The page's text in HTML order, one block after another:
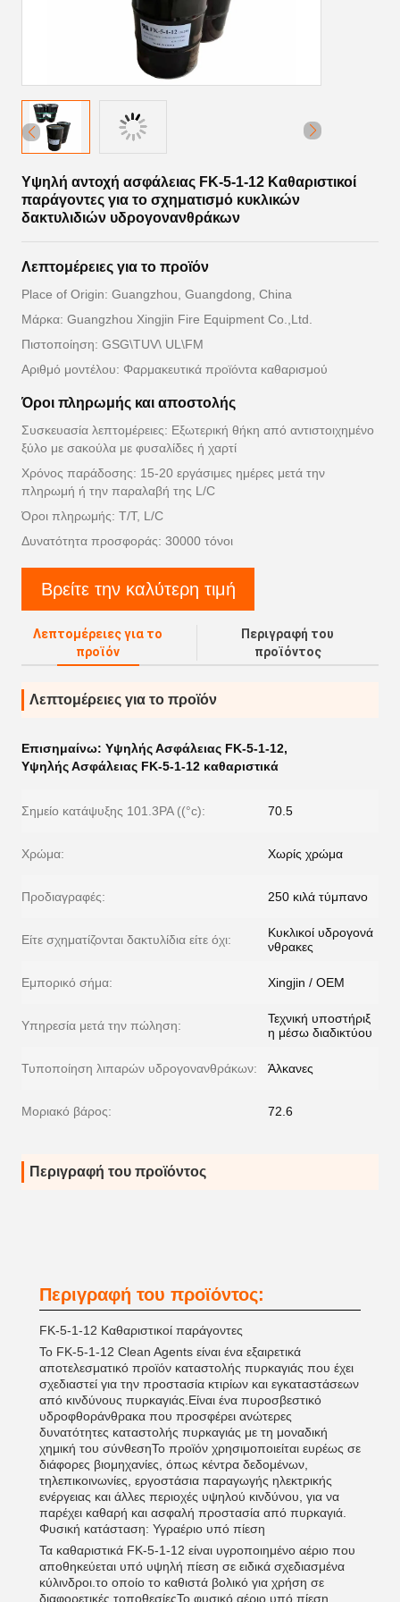
Υψηλή αντοχή ασφάλειας FK-5-1-12 Καθαριστικοί
παράγοντες για το σχηματισμό κυκλικών
δακτυλιδιών υδρογονανθράκων
Λεπτομέρειες για το προϊόν
Place of Origin: Guangzhou, Guangdong, China
Μάρκα: Guangzhou Xingjin Fire Equipment Co.,Ltd.
Πιστοποίηση: GSG\TUV\ UL\FM
Αριθμό μοντέλου: Φαρμακευτικά προϊόντα καθαρισμού
Όροι πληρωμής και αποστολής
Συσκευασία λεπτομέρειες: Εξωτερική θήκη από αντιστοιχημένο
ξύλο με σακούλα με φυσαλίδες ή χαρτί
Χρόνος παράδοσης: 15-20 εργάσιμες ημέρες μετά την
πληρωμή ή την παραλαβή της L/C
Όροι πληρωμής: T/T, L/C
Δυνατότητα προσφοράς: 30000 τόνοι
Βρείτε την καλύτερη τιμή
Λεπτομέρειες για το
προϊόν
Περιγραφή του
προϊόντος
Λεπτομέρειες για το προϊόν
Επισημαίνω: Υψηλής Ασφάλειας FK-5-1-12,
Υψηλής Ασφάλειας FK-5-1-12 καθαριστικά
Σημείο κατάψυξης 101.3PA ((°c): 70.5
Χρώμα: Χωρίς χρώμα
Προδιαγραφές: 250 κιλά τύμπανο
Είτε σχηματίζονται δακτυλίδια είτε όχι:
Κυκλικοί υδρογονά
νθρακες
Εμπορικό σήμα: Xingjin / OEM
Υπηρεσία μετά την πώληση:
Τεχνική υποστήριξ
η μέσω διαδικτύου
Τυποποίηση λιπαρών υδρογονανθράκων: Άλκανες
Μοριακό βάρος: 72.6
Περιγραφή του προϊόντος
Περιγραφή του προϊόντος:
FK-5-1-12 Καθαριστικοί παράγοντες
Το FK-5-1-12 Clean Agents είναι ένα εξαιρετικά
αποτελεσματικό προϊόν καταστολής πυρκαγιάς που έχει
σχεδιαστεί για την προστασία κτιρίων και εγκαταστάσεων
από κινδύνους πυρκαγιάς.Είναι ένα πυροσβεστικό
υδροφθοράνθρακα που προσφέρει ανώτερες
δυνατότητες καταστολής πυρκαγιάς με τη μοναδική
χημική του σύνθεσηΤο προϊόν χρησιμοποιείται ευρέως σε
διάφορες βιομηχανίες, όπως κέντρα δεδομένων,
τηλεπικοινωνίες, εργοστάσια παραγωγής ηλεκτρικής
ενέργειας και άλλες περιοχές υψηλού κινδύνου, για να
παρέχει καθαρή και ασφαλή προστασία από πυρκαγιά.
Φυσική κατάσταση: Υγραέριο υπό πίεση
Τα καθαριστικά FK-5-1-12 είναι υγροποιημένο αέριο που
αποθηκεύεται υπό υψηλή πίεση σε ειδικά σχεδιασμένα
κύλινδροι.το οποίο το καθιστά βολικό για χρήση σε
διαφορετικές τοποθεσίεςΤο φυσικό αέριο υπό πίεση